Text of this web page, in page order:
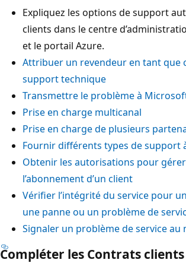
Expliquez les options de support
clients dans le centre
et le portail Azure.
Attribuer un revendeur en tant que
support technique
Transmettre le problème à
Prise en charge multicanal
Prise en charge de plusieurs
Fournir différents types de support
Obtenir les autorisations pour
l’abonnement d’un client
Vérifier l’intégrité du service pour
une panne ou un problème de
Signaler un problème de service au
Compléter les Contrats